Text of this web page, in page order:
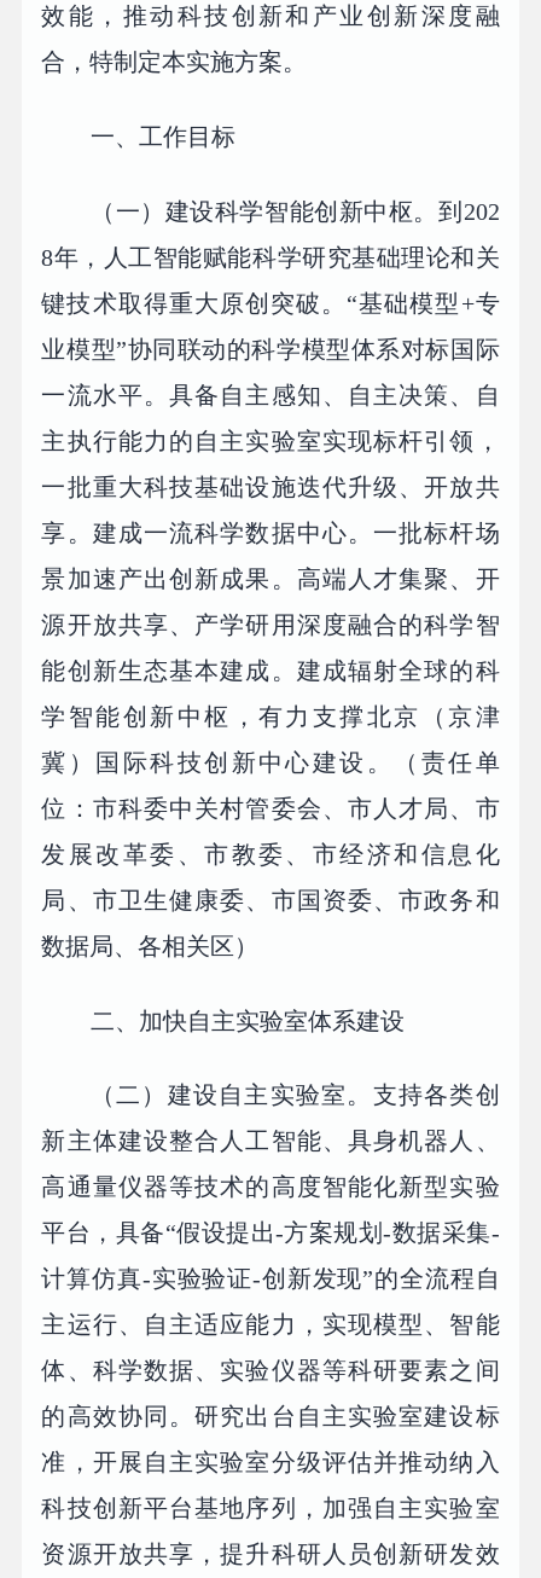
效能，推动科技创新和产业创新深度融
合，特制定本实施方案。
一、工作目标
（一）建设科学智能创新中枢。到202
8年，人工智能赋能科学研究基础理论和关
键技术取得重大原创突破。“基础模型+专
业模型”协同联动的科学模型体系对标国际
一流水平。具备自主感知、自主决策、自
主执行能力的自主实验室实现标杆引领，
一批重大科技基础设施迭代升级、开放共
享。建成一流科学数据中心。一批标杆场
景加速产出创新成果。高端人才集聚、开
源开放共享、产学研用深度融合的科学智
能创新生态基本建成。建成辐射全球的科
学智能创新中枢，有力支撑北京（京津
冀）国际科技创新中心建设。（责任单
位：市科委中关村管委会、市人才局、市
发展改革委、市教委、市经济和信息化
局、市卫生健康委、市国资委、市政务和
数据局、各相关区）
二、加快自主实验室体系建设
（二）建设自主实验室。支持各类创
新主体建设整合人工智能、具身机器人、
高通量仪器等技术的高度智能化新型实验
平台，具备“假设提出-方案规划-数据采集-
计算仿真-实验验证-创新发现”的全流程自
主运行、自主适应能力，实现模型、智能
体、科学数据、实验仪器等科研要素之间
的高效协同。研究出台自主实验室建设标
准，开展自主实验室分级评估并推动纳入
科技创新平台基地序列，加强自主实验室
资源开放共享，提升科研人员创新研发效